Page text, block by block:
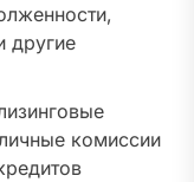
другие
комиссии